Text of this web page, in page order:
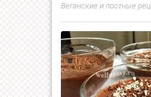
Веганские и постные